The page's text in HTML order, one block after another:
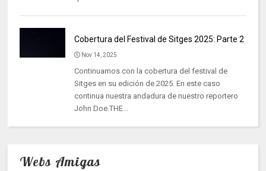
Cobertura del Festival de Sitges 2025: Parte 2
Nov 14, 2025
Continuamos con la cobertura del festival de
Sitges en su edición de 2025. En este caso
continua nuestra andadura de nuestro reportero
John Doe.THE...
Webs Amigas